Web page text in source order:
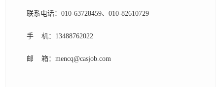
联系电话：010-63728459、010-82610729
手 机：13488762022
邮 箱：mencq@casjob.com